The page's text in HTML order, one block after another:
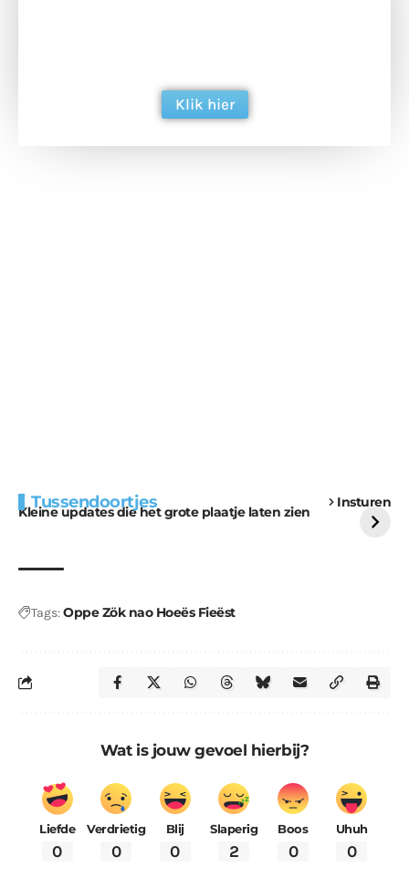
Klik hier
Tussendoortjes Insturen
Kleine updates die het grote plaatje laten zien
voor kabouters
uitdaging
Tags:Oppe Zök nao Hoeës Fieëst
Wat is jouw gevoel hierbij?
Liefde
0
Verdrietig
0
Blij
0
Slaperig
2
Boos
0
Uhuh
0